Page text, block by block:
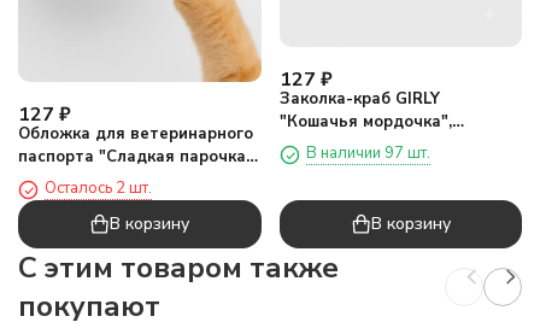
127 ₽
Обложка для ветеринарного
паспорта "Сладкая парочка",
16х11,3 см, (плотность 280
мкм)
Осталось 2 шт.
В корзину
127 ₽
Заколка-краб GIRLY
"Кошачья мордочка",
бежевая
В наличии 97 шт.
В корзину
C этим товаром также
покупают